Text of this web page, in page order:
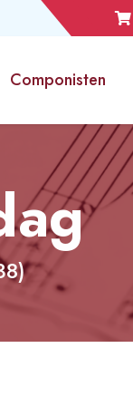
Componisten